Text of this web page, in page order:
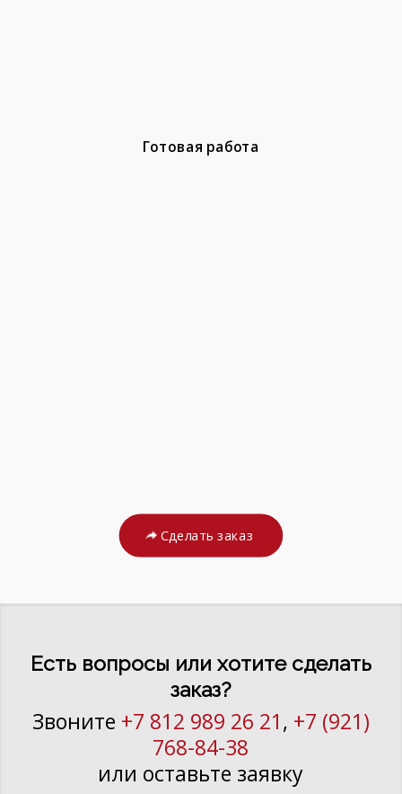
Готовая работа
Сделать заказ
Есть вопросы или хотите сделать
заказ?
Звоните +7 812 989 26 21, +7 (921)
768-84-38
или оставьте заявку